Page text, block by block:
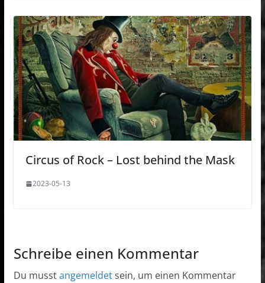
Circus of Rock – Lost behind the Mask
2023-05-13
Schreibe einen Kommentar
Du musstangemeldetsein, um einen Kommentar